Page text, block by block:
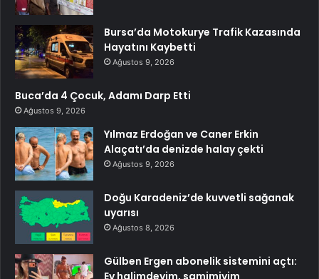
Bursa’da Motokurye Trafik Kazasında
Hayatını Kaybetti
Ağustos 9, 2026
Buca’da 4 Çocuk, Adamı Darp Etti
Ağustos 9, 2026
Yılmaz Erdoğan ve Caner Erkin
Alaçatı’da denizde halay çekti
Ağustos 9, 2026
Doğu Karadeniz’de kuvvetli sağanak
uyarısı
Ağustos 8, 2026
Gülben Ergen abonelik sistemini açtı: